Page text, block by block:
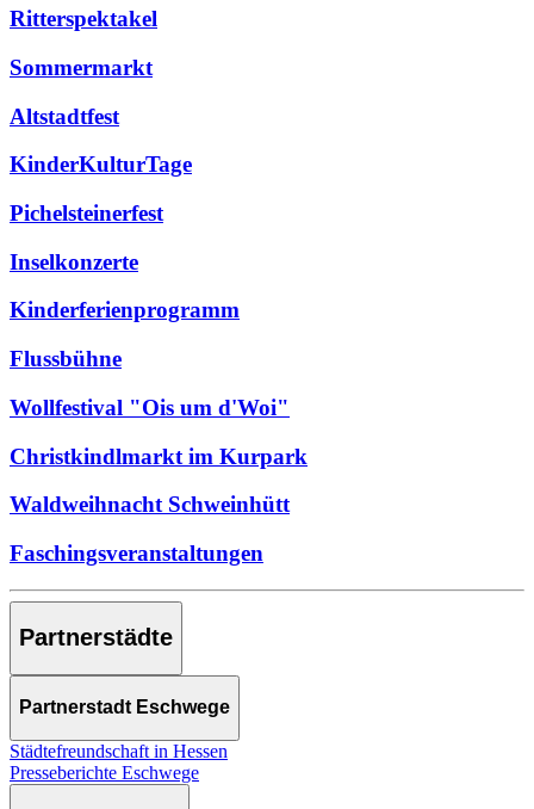
Ritterspektakel
Sommermarkt
Altstadtfest
KinderKulturTage
Pichelsteinerfest
Inselkonzerte
Kinderferienprogramm
Flussbühne
Wollfestival "Ois um d'Woi"
Christkindlmarkt im Kurpark
Waldweihnacht Schweinhütt
Faschingsveranstaltungen
Partnerstädte
Partnerstadt Eschwege
Städtefreundschaft in Hessen
Presseberichte Eschwege